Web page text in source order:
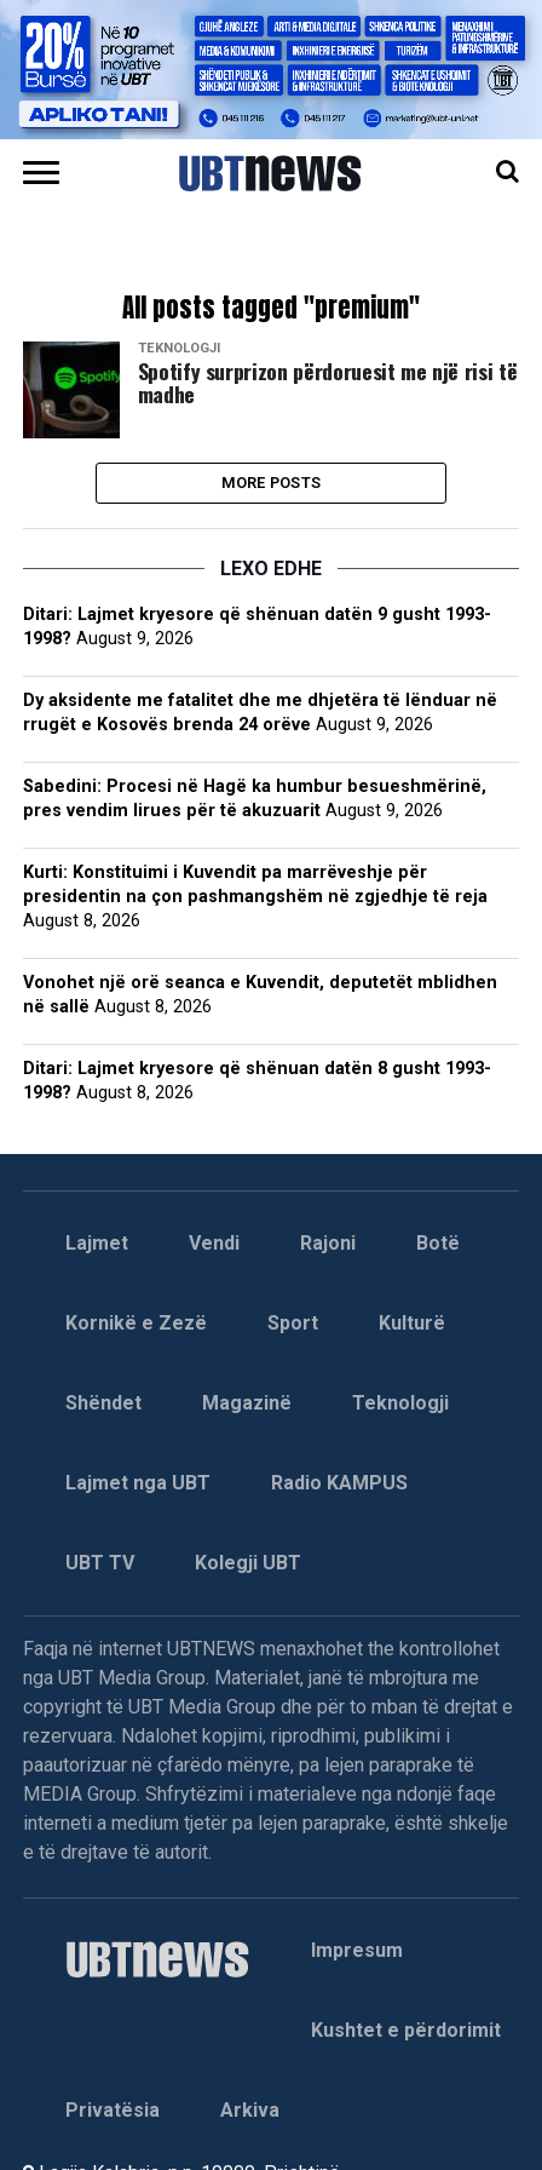
All posts tagged "premium"
TEKNOLOGJI
Spotify surprizon përdoruesit me një risi të
madhe
MORE POSTS
LEXO EDHE
Ditari: Lajmet kryesore që shënuan datën 9 gusht 1993-
1998? August 9, 2026
Dy aksidente me fatalitet dhe me dhjetëra të lënduar në
rrugët e Kosovës brenda 24 orëve August 9, 2026
Sabedini: Procesi në Hagë ka humbur besueshmërinë,
pres vendim lirues për të akuzuarit August 9, 2026
Kurti: Konstituimi i Kuvendit pa marrëveshje për
presidentin na çon pashmangshëm në zgjedhje të reja
August 8, 2026
Vonohet një orë seanca e Kuvendit, deputetët mblidhen
në sallë August 8, 2026
Ditari: Lajmet kryesore që shënuan datën 8 gusht 1993-
1998? August 8, 2026
Lajmet Vendi Rajoni Botë
Kornikë e Zezë Sport Kulturë
Shëndet Magazinë Teknologji
Lajmet nga UBT Radio KAMPUS
UBT TV Kolegji UBT
Faqja në internet UBTNEWS menaxhohet the kontrollohet
nga UBT Media Group. Materialet, janë të mbrojtura me
copyright të UBT Media Group dhe për to mban të drejtat e
rezervuara. Ndalohet kopjimi, riprodhimi, publikimi i
paautorizuar në çfarëdo mënyre, pa lejen paraprake të
MEDIA Group. Shfrytëzimi i materialeve nga ndonjë faqe
interneti a medium tjetër pa lejen paraprake, është shkelje
e të drejtave të autorit.
Impresum
Kushtet e përdorimit
Privatësia Arkiva